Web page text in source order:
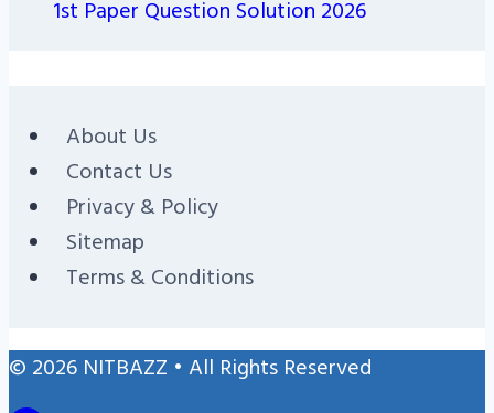
1st Paper Question Solution 2026
About Us
Contact Us
Privacy & Policy
Sitemap
Terms & Conditions
© 2026 NITBAZZ • All Rights Reserved